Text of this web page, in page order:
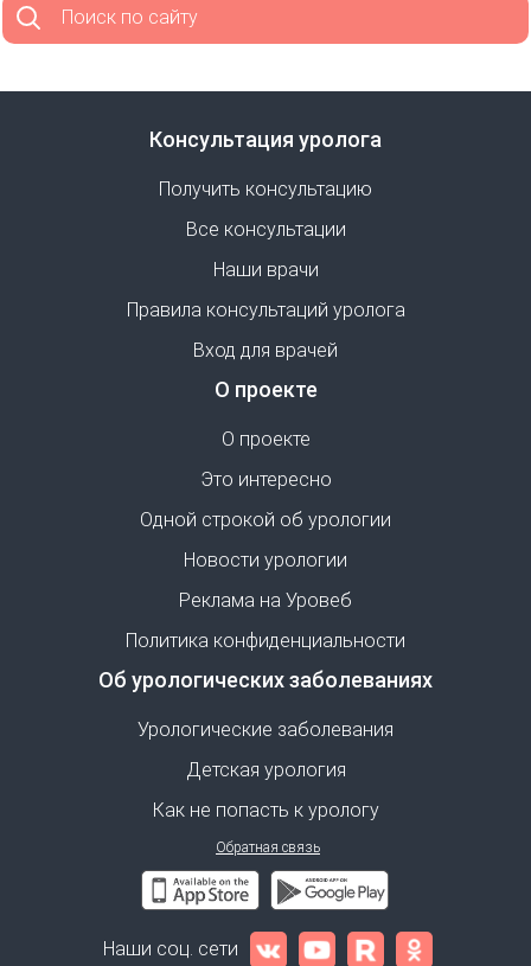
Поиск по сайту
Консультация уролога
Получить консультацию
Все консультации
Наши врачи
Правила консультаций уролога
Вход для врачей
О проекте
О проекте
Это интересно
Одной строкой об урологии
Новости урологии
Реклама на Уровеб
Политика конфиденциальности
Об урологических заболеваниях
Урологические заболевания
Детская урология
Как не попасть к урологу
Обратная связь
Наши соц. сети